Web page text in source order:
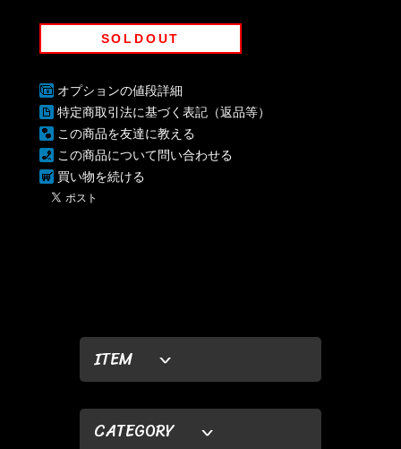
ITEM
CATEGORY
SOLDOUT
オプションの値段詳細
特定商取引法に基づく表記（返品等）
この商品を友達に教える
この商品について問い合わせる
買い物を続ける